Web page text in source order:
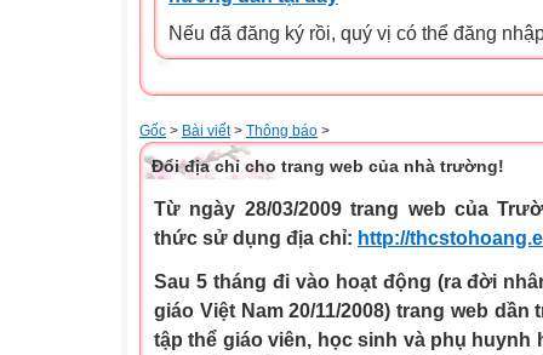
Nếu đã đăng ký rồi, quý vị có thể đăng
Gốc > Bài viết> Thông báo >
Đổi địa chỉ cho trang web của nhà trường!
Từ ngày 28/03/2009 trang web của
thức sử dụng địa chỉ: http://
Sau 5 tháng đi vào hoạt động (ra đời
giáo Việt Nam 20/11/2008) trang web
tập thể giáo viên, học sinh và phụ huynh